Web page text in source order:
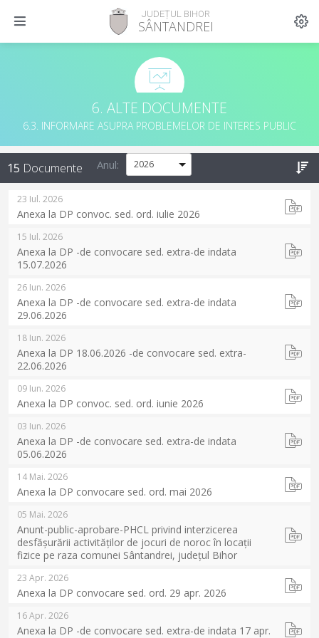
JUDEȚUL BIHOR
SÂNTANDREI
6. ALTE DOCUMENTE
6.3. INFORMARE ASUPRA PROBLEMELOR DE INTERES PUBLIC
15 Documente Anul:
23 Iul. 2026
Anexa la DP convoc. sed. ord. iulie 2026
15 Iul. 2026
Anexa la DP -de convocare sed. extra-de indata
15.07.2026
26 Iun. 2026
Anexa la DP -de convocare sed. extra-de indata
29.06.2026
18 Iun. 2026
Anexa la DP 18.06.2026 -de convocare sed. extra-
22.06.2026
09 Iun. 2026
Anexa la DP convoc. sed. ord. iunie 2026
03 Iun. 2026
Anexa la DP -de convocare sed. extra-de indata
05.06.2026
14 Mai. 2026
Anexa la DP convocare sed. ord. mai 2026
05 Mai. 2026
Anunt-public-aprobare-PHCL privind interzicerea
desfășurării activităților de jocuri de noroc în locații
fizice pe raza comunei Sântandrei, județul Bihor
23 Apr. 2026
Anexa la DP convocare sed. ord. 29 apr. 2026
16 Apr. 2026
Anexa la DP -de convocare sed. extra-de indata 17 apr.